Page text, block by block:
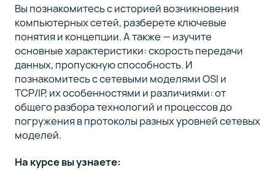
Вы познакомитесь с историей возникновения
компьютерных сетей, разберете ключевые
понятия и концепции. А также — изучите
основные характеристики: скорость передачи
данных, пропускную способность. И
познакомитесь с сетевыми моделями OSI и
TCP/IP, их особенностями и различиями: от
общего разбора технологий и процессов до
погружения в протоколы разных уровней сетевых
моделей.
На курсе вы узнаете: